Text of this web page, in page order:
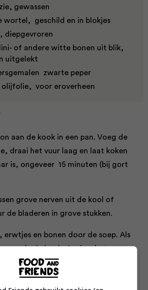
gewassen
wortel, geschild en in blokjes
diepgevroren
of andere witte bonen uit blik,
uitgelekt
zwarte peper
olijfolie, voor eroverheen
aan de kook in een pan. Voeg de
draai het vuur laag en laat koken
is, ongeveer 15 minuten (bij gort
grove nerven uit de kool of
de bladeren in grove stukken.
erwtjes en bonen door de soep. Als
voeg je de kool of spinazie toe en
2–3 minuten doorkoken, tot alles
op smaak met zout en peper en